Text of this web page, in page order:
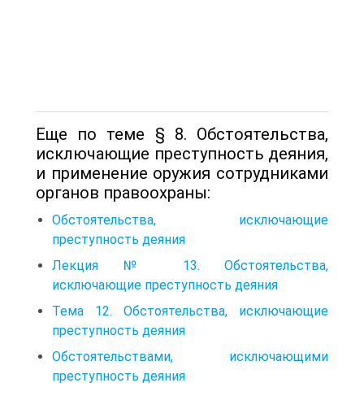
Еще по теме § 8. Обстоятельства,
исключающие преступность деяния,
и применение оружия сотрудниками
органов правоохраны:
Обстоятельства, исключающие
преступность деяния
Лекция № 13. Обстоятельства,
исключающие преступность деяния
Тема 12. Обстоятельства, исключающие
преступность деяния
Обстоятельствами, исключающими
преступность деяния